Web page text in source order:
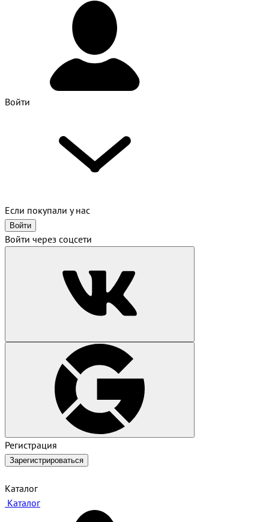
Войти
Если покупали у нас
Войти
Войти через соцсети
Регистрация
Зарегистрироваться
Каталог
Каталог